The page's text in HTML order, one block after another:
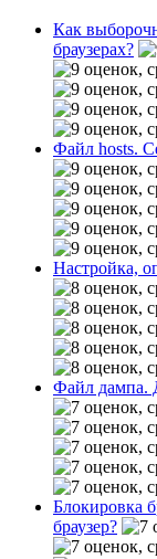
Как
браузерах?
Файл hosts.
Настройка,
Файл дампа.
Блокировка
браузер?